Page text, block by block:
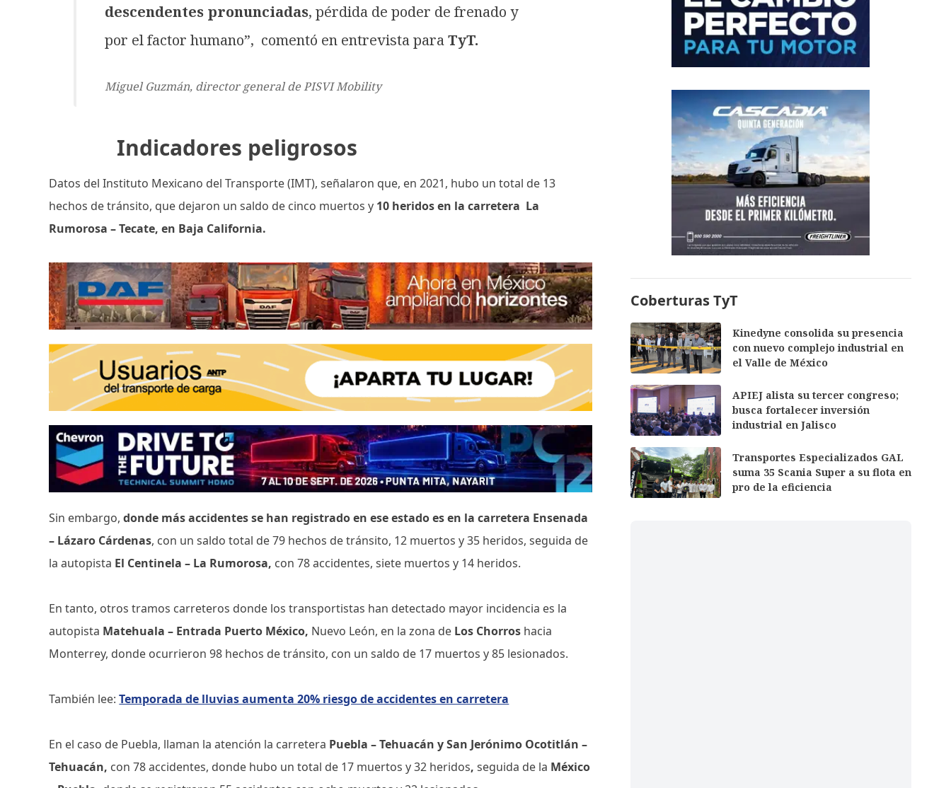
descendentes pronunciadas, pérdida de poder de frenado y
por el factor humano”, comentó en entrevista paraTyT.
Miguel Guzmán, director general de PISVI Mobility
Indicadores peligrosos
Datos del Instituto Mexicano del Transporte (IMT), señalaron que, en 2021, hubo un total de 13
hechos de tránsito, que dejaron un saldo de cinco muertos y 10 heridos en la carretera La
Rumorosa – Tecate, en Baja California.
Sin embargo,donde más accidentes se han registrado en ese estado es en la carretera Ensenada
– Lázaro Cárdenas, con un saldo total de 79 hechos de tránsito, 12 muertos y 35 heridos, seguida de
la autopista El Centinela – La Rumorosa, con 78 accidentes, siete muertos y 14 heridos.
En tanto, otros tramos carreteros donde los transportistas han detectado mayor incidencia es la
autopista Matehuala – Entrada Puerto México, Nuevo León, en la zona de Los Chorros hacia
Monterrey, donde ocurrieron 98 hechos de tránsito, con un saldo de 17 muertos y 85 lesionados.
También lee:Temporada de lluvias aumenta 20% riesgo de accidentes en carretera
En el caso de Puebla, llaman la atención la carretera Puebla – Tehuacán y San Jerónimo Ocotitlán –
Tehuacán, con 78 accidentes, donde hubo un total de 17 muertos y 32 heridos,seguida de la México
Coberturas TyT
Kinedyne consolida su presencia
con nuevo complejo industrial en
el Valle de México
APIEJ alista su tercer congreso;
busca fortalecer inversión
industrial en Jalisco
Transportes Especializados GAL
suma 35 Scania Super a su flota en
pro de la eficiencia